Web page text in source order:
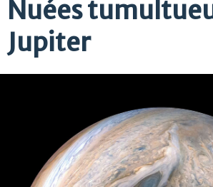
Nuées
Jupiter